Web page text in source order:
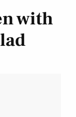
with